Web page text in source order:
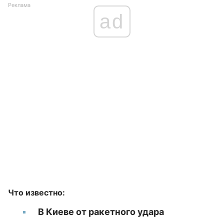
Реклама
ad
Что известно:
В Киеве от ракетного удара